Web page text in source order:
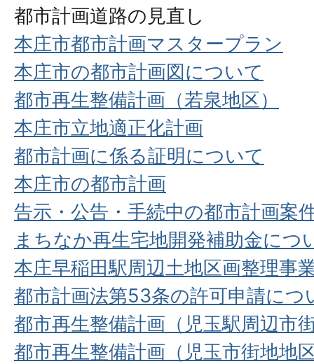
都市計画道路の見直し
本庄市都市計画マスタープラン
本庄市の都市計画図について
都市再生整備計画（若泉地区）
本庄市立地適正化計画
都市計画に係る証明について
本庄市の都市計画
告示・公告・手続中の都市計画案
まちなか再生宅地開発補助金につ
本庄早稲田駅周辺土地区画整理事
都市計画法第53条の許可申請につ
都市再生整備計画（児玉駅周辺市
都市再生整備計画（児玉市街地地